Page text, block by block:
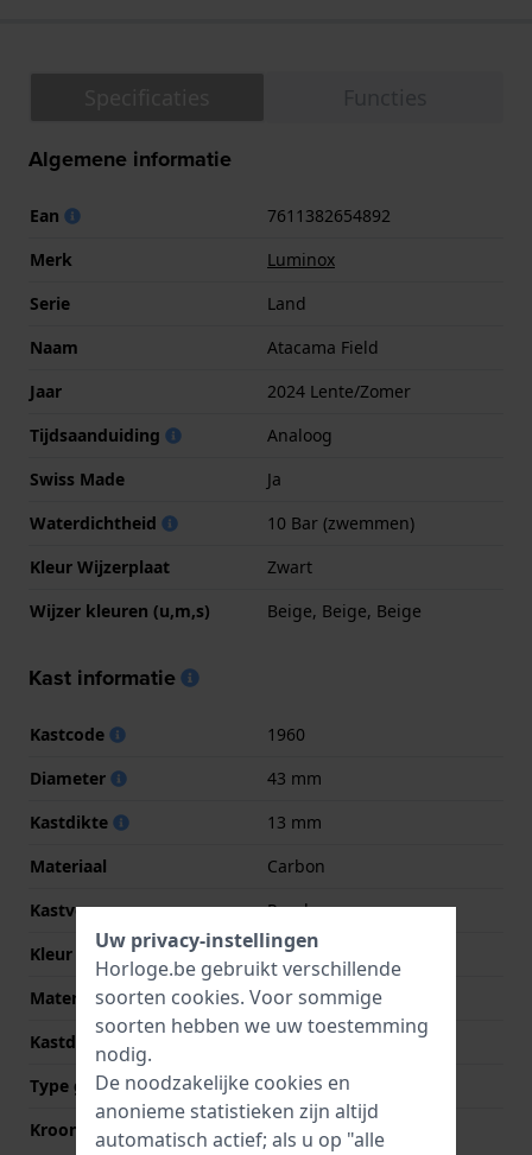
Algemene informatie
Ean
7611382654892
Merk
Luminox
Serie
Land
Naam
Atacama Field
Jaar
2024 Lente/Zomer
Tijdsaanduiding
Analoog
Swiss Made
Ja
Waterdichtheid
10 Bar (zwemmen)
Kleur Wijzerplaat
Zwart
Wijzer kleuren (u,m,s)
Beige, Beige, Beige
Kast informatie
Kastcode
1960
Diameter
43 mm
Kastdikte
13 mm
Materiaal
Carbon
Kastvorm
Rond
Kleur kast
Zwart
Materiaal kastdeksel
Roestvrij staal
Kastdeksel
Gedicht met schroefjes
Type glas
Saffier
Kroon
Trek kroon
Uw privacy-instellingen
Horloge.be gebruikt verschillende
soorten cookies. Voor sommige
soorten hebben we uw toestemming
nodig.
De noodzakelijke cookies en
anonieme statistieken zijn altijd
automatisch actief; als u op "alle